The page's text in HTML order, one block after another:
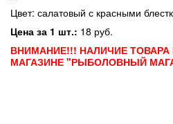
Цвет: салатовый с красными
Цена за 1 шт.: 18 руб.
ВНИМАНИЕ!!! НАЛИЧИЕ ТОВАРА
МАГАЗИНЕ "РЫБОЛОВНЫЙ